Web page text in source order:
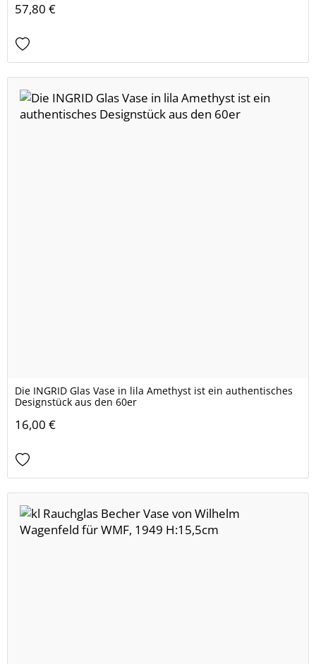
57,80 €
Die INGRID Glas Vase in lila Amethyst ist ein authentisches
Designstück aus den 60er
16,00 €